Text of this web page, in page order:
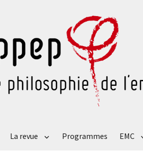
La revue Programmes EMC